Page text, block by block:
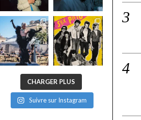
CHARGER PLUS
Suivre sur Instagram